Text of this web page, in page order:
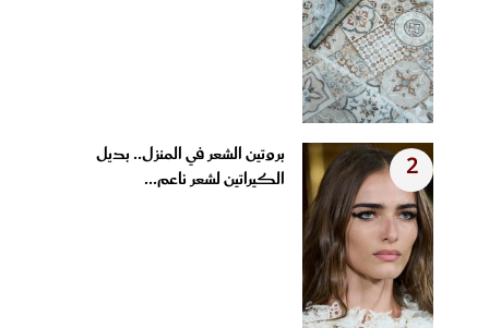
2
بروتين الشعر في المنزل.. بديل
الكيراتين لشعر ناعم...